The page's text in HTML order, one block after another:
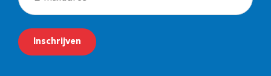
-
m
a
Inschrijven